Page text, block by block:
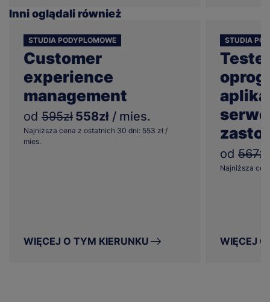
Inni oglądali również
STUDIA PODYPLOMOWE
Customer
experience
management
od 595zł 558zł / mies.
Najniższa cena z ostatnich 30 dni: 553 zł /
mies.
WIĘCEJ O TYM KIERUNKU
STUDIA
od 567zł
Najniższa
WIĘCEJ